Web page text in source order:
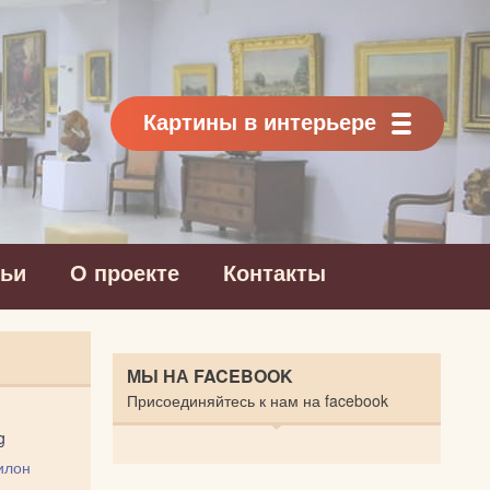
Картины в интерьере
О проекте Контакты
МЫ НА FACEBOOK
Присоединяйтесь к нам на facebook